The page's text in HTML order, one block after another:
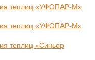
теплиц «УФОПАР-М»
теплиц «УФОПАР-М»
теплиц «Синьор